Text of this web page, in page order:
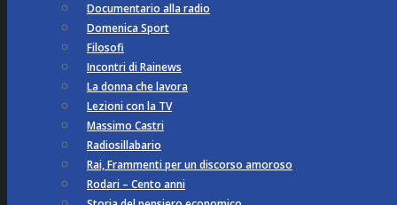
Documentario alla radio
Domenica Sport
Filosofi
Incontri di Rainews
La donna che lavora
Lezioni con la TV
Massimo Castri
Radiosillabario
Rai, Frammenti per un discorso amoroso
Rodari – Cento anni